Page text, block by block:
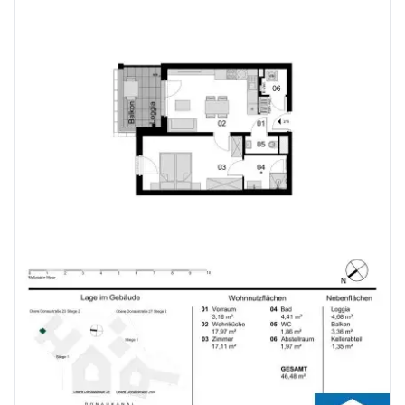
Kaufpreise der Vorsorgewohnungen
von EUR 286.000,- bis EUR 1.238.000,- netto zzgl. 20% USt.
von ca. EUR 17,50 bis EUR 22,50 netto/m²
Provisionsfrei für den Käufer!
Fertigstellung: voraussichtlich Q2/2026
Bei diesem Angebot handelt es sich um eine Vorsorgewohnung, die zu Vermietungszwecken erworben wird. Der angegebene Kaufpreis versteht sich daher zzgl. 20% USt. Diese Daten sind vorbehaltlich möglicher Änderungen.